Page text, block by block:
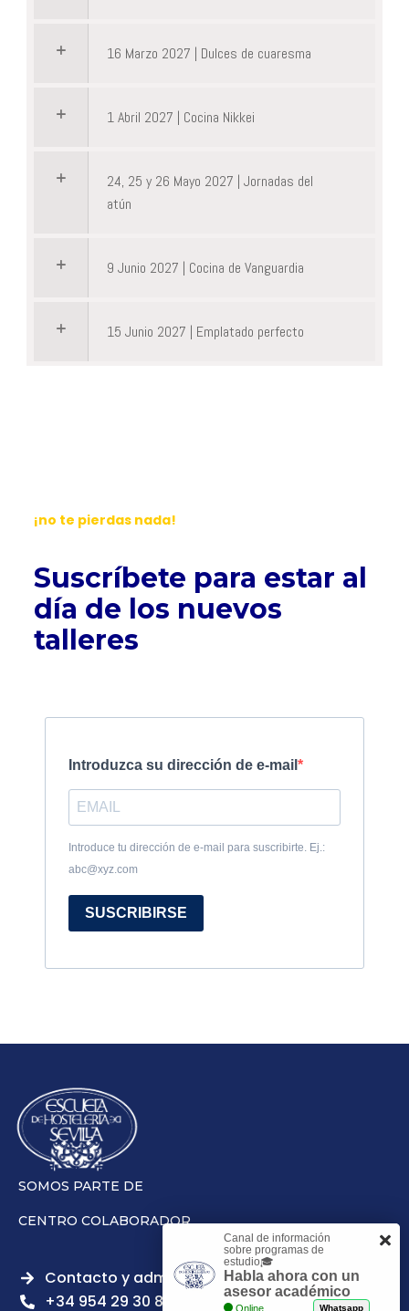
16 Marzo 2027 | Dulces de cuaresma
1 Abril 2027 | Cocina Nikkei
24, 25 y 26 Mayo 2027 | Jornadas del
atún
9 Junio 2027 | Cocina de Vanguardia
15 Junio 2027 | Emplatado perfecto
¡no te pierdas nada!
Suscríbete para estar al
día de los nuevos
talleres
Introduzca su dirección de e-mail
Introduce tu dirección de e-mail para suscribirte. Ej.:
abc@xyz.com
SUSCRIBIRSE
SOMOS PARTE DE
CENTRO COLABORADOR
Contacto y admisiones
+34 954 29 30 81
Canal de información
sobre programas de
estudio🎓
Habla ahora con un
asesor académico
Online Whatsapp